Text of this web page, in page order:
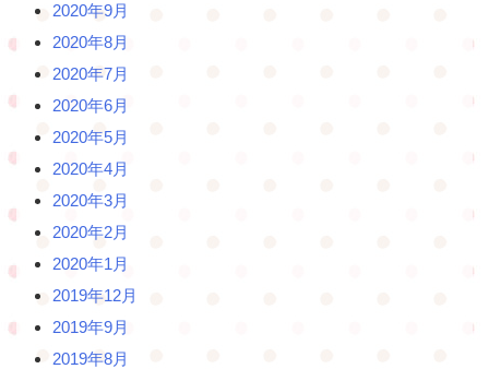
2020年9月
2020年8月
2020年7月
2020年6月
2020年5月
2020年4月
2020年3月
2020年2月
2020年1月
2019年12月
2019年9月
2019年8月